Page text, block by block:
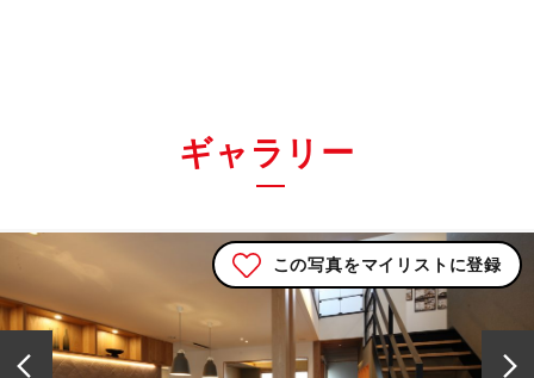
ギャラリー
この写真をマイリストに登録